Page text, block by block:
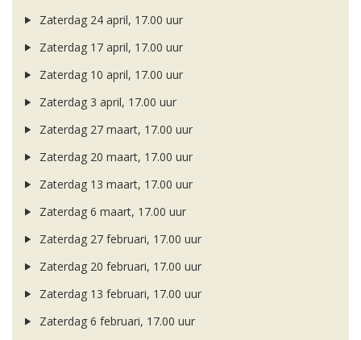
Zaterdag 24 april, 17.00 uur
Zaterdag 17 april, 17.00 uur
Zaterdag 10 april, 17.00 uur
Zaterdag 3 april, 17.00 uur
Zaterdag 27 maart, 17.00 uur
Zaterdag 20 maart, 17.00 uur
Zaterdag 13 maart, 17.00 uur
Zaterdag 6 maart, 17.00 uur
Zaterdag 27 februari, 17.00 uur
Zaterdag 20 februari, 17.00 uur
Zaterdag 13 februari, 17.00 uur
Zaterdag 6 februari, 17.00 uur